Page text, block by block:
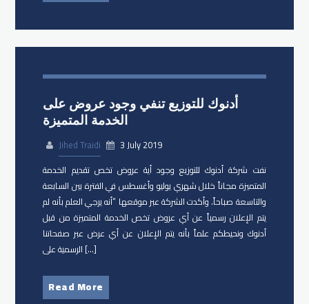
أدنوك للتوزيع تنفي وجود عروض على
الخدمة المتميزة
Jihed Traidi
3 July 2019
نفت شركة أدنوك للتوزيع وجود أية عروض تخص تقديم الخدمة
المتميزة مجاناً خلال شهري يوليو وأغسطس في الفترة بين السابعة
والتاسعة صباحاً. وأكدت الشركة عبر موقعها “أنه يرجي العلم بأنه لم
يتم الإعلان رسمياً عن أي عروض تخص الخدمة المتميزة من قبل
أدنوك ونحيطكم علماً بأنه يتم الإعلان عن أي عرض عبر صفحاتنا
الرسمية على […]
Read More